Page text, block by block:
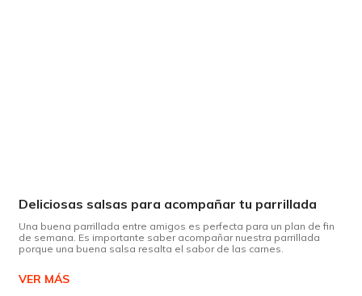
Deliciosas salsas para acompañar tu parrillada
Una buena parrillada entre amigos es perfecta para un plan de fin
de semana. Es importante saber acompañar nuestra parrillada
porque una buena salsa resalta el sabor de las carnes.
VER MÁS